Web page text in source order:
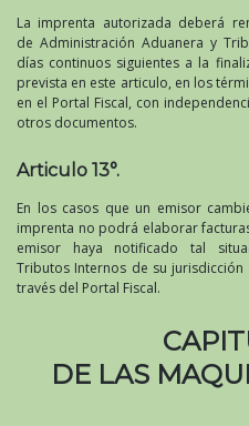
La imprenta autorizada deberá
de Administración Aduanera y
días continuos siguientes a la
prevista en este articulo, en los
en el Portal Fiscal, con
otros documentos.
Articulo 13°.
En los casos que un emisor
imprenta no podrá elaborar
emisor haya notificado tal
Tributos Internos de su
través del Portal Fiscal.
DE LAS